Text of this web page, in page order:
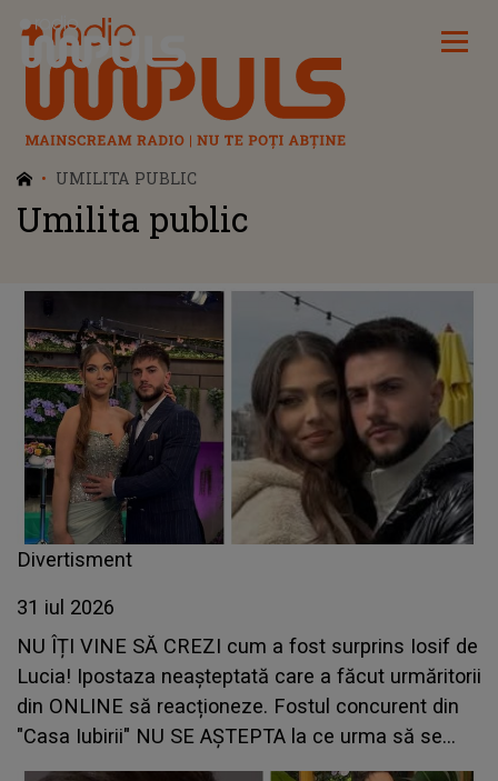
Radio Impuls
UMILITA PUBLIC
Umilita public
Divertisment
31 iul 2026
NU ÎȚI VINE SĂ CREZI cum a fost surprins Iosif de
Lucia! Ipostaza neașteptată care a făcut urmăritorii
din ONLINE să reacționeze. Fostul concurent din
"Casa Iubirii" NU SE AȘTEPTA la ce urma să se
întâmple: "Cât am..."